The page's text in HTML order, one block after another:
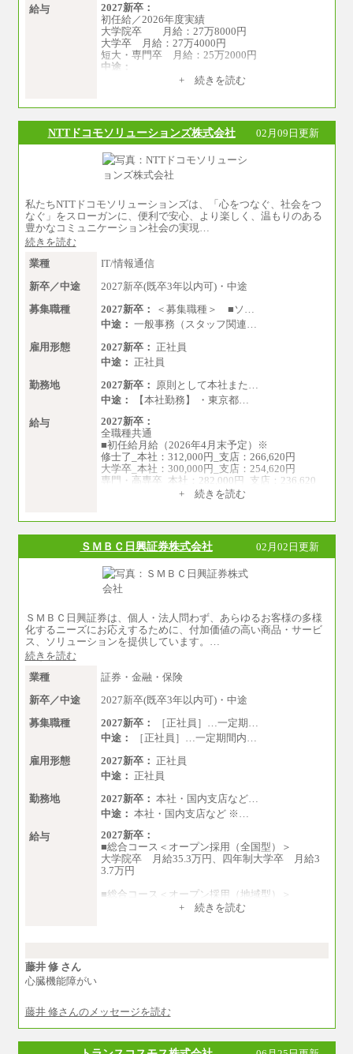
給与
2027新卒：
初任給／2026年度実績
大学院卒 月給：27万8000円
大学卒 月給：27万4000円
短大・専門卒 月給：25万2000円
中途：
（１）（２）共通+ 続きを読む
NTTドコモソリューションズ株式会社 02月09日更新
私たちNTTドコモソリューションズは、「心をつなぐ、社会をつ
なぐ」をスローガンに、便利で安心、より楽しく、温もりのある
豊かなコミュニケーション社会の実現…
続きを読む
業種
IT/情報通信
新卒／中途
2027新卒(既卒3年以内可)・中途
募集職種
2027新卒：
＜募集職種＞ ■ソ…
中途： 一般事務（スタッフ関連…
雇用形態
2027新卒： 正社員
中途： 正社員
勤務地
2027新卒：
原則として本社また…
中途：
【本社勤務】 ・東京都…
給与
2027新卒：
全職種共通
■初任給月給（2026年4月末予定）※
修士了_本社：312,000円_支店：266,620円
大学卒_本社：300,000円_支店：254,620円
専門・高専卒_本社：282,000円_支店：236,620
月給（本社）：213,030円＋諸手当
月給（支店）：164,920円～189,700円＋諸手当
※上記はフルタイム勤務で残業ゼロの場合の標
準的な月額モデルとして掲載。
年収（本社）：330万～380万（フルタイムで標
準的なボーナス込みの金額です。上限金額は全
社平均20時間の残業込み）
年収（支店）：260万～340万（フルタイムで標
社平均20時間の残業込み）
※年1回評価に応じて昇給有り。(上限あり)
※雇用形態についての補足：事務系職務限定の
正社員となります
+ 続きを読む
ＳＭＢＣ日興証券株式会社 02月02日更新
ＳＭＢＣ日興証券は、個人・法人問わず、あらゆるお客様の多様
化するニーズにお応えするために、付加価値の高い商品・サービ
ス、ソリューションを提供しています。…
続きを読む
業種
証券・金融・保険
新卒／中途
2027新卒(既卒3年以内可)・中途
募集職種
2027新卒：
［正社員］…一定期…
中途：
［正社員］…一定期間内…
雇用形態
2027新卒： 正社員
中途： 正社員
勤務地
2027新卒： 本社・国内支店など…
中途： 本社・国内支店など ※…
給与
2027新卒：
■総合コース＜オープン採用（全国型）＞
大学院卒 月給35.3万円、四年制大学卒 月給3
3.7万円
■総合コース＜オープン採用（地域型）＞
大学院卒 月給33.3万円、四年制大学卒 月給3
※上記全てのコースにおいて、退職金前払給：
※試用期間中も給与に変更はございません
+ 続きを読む
藤井 修 さん
心臓機能障がい
藤井 修さんのメッセージを読む